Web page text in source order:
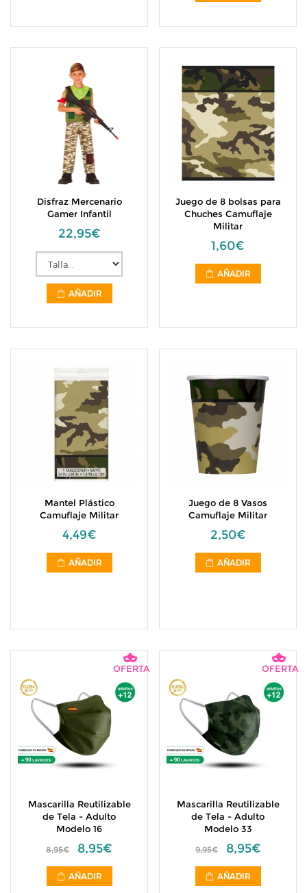
Disfraz Mercenario
Gamer Infantil
22,95€
AÑADIR
Juego de 8 bolsas para
Chuches Camuflaje
Militar
1,60€
AÑADIR
Mantel Plástico
Camuflaje Militar
4,49€
AÑADIR
Juego de 8 Vasos
Camuflaje Militar
2,50€
AÑADIR
Mascarilla Reutilizable
de Tela - Adulto
Modelo 16
8,95€ 8,95€
AÑADIR
OFERTA
Mascarilla Reutilizable
de Tela - Adulto
Modelo 33
9,95€ 8,95€
AÑADIR
OFERTA